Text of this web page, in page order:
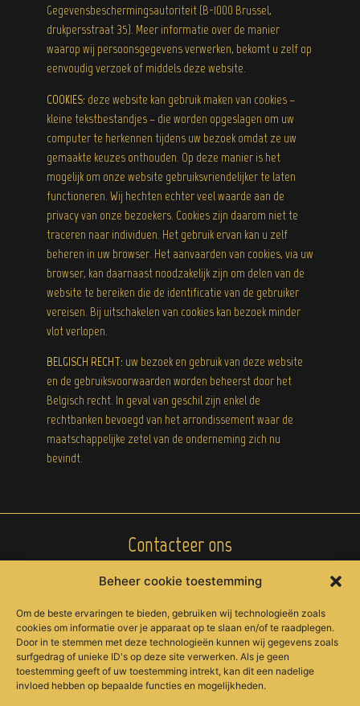
Beheer cookie toestemming
Om de beste ervaringen te bieden, gebruiken wij technologieën zoals
cookies om informatie over je apparaat op te slaan en/of te raadplegen.
Door in te stemmen met deze technologieën kunnen wij gegevens zoals
surfgedrag of unieke ID's op deze site verwerken. Als je geen
toestemming geeft of uw toestemming intrekt, kan dit een nadelige
invloed hebben op bepaalde functies en mogelijkheden.
Gegevensbeschermingsautoriteit (B-1000 Brussel,
drukpersstraat 35). Meer informatie over de manier
waarop wij persoonsgegevens verwerken, bekomt u zelf op
eenvoudig verzoek of middels deze website.
COOKIES: deze website kan gebruik maken van cookies –
kleine tekstbestandjes – die worden opgeslagen om uw
computer te herkennen tijdens uw bezoek omdat ze uw
gemaakte keuzes onthouden. Op deze manier is het
mogelijk om onze website gebruiksvriendelijker te laten
functioneren. Wij hechten echter veel waarde aan de
privacy van onze bezoekers. Cookies zijn daarom niet te
traceren naar individuen. Het gebruik ervan kan u zelf
beheren in uw browser. Het aanvaarden van cookies, via uw
browser, kan daarnaast noodzakelijk zijn om delen van de
website te bereiken die de identificatie van de gebruiker
vereisen. Bij uitschakelen van cookies kan bezoek minder
vlot verlopen.
BELGISCH RECHT: uw bezoek en gebruik van deze website
en de gebruiksvoorwaarden worden beheerst door het
Belgisch recht. In geval van geschil zijn enkel de
rechtbanken bevoegd van het arrondissement waar de
maatschappelijke zetel van de onderneming zich nu
bevindt.
Contacteer ons
+32 (0)472 28 96 41
Pachoe@icloud.com